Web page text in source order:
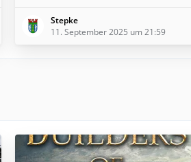
Stepke
11. September 2025 um 21:59